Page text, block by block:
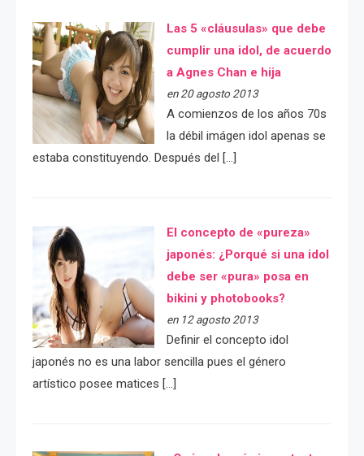
Las 5 «cláusulas» que debe
cumplir una idol, de acuerdo
a Agnes Chan e hija
en 20 agosto 2013
A comienzos de los años 70s
la débil imágen idol apenas se
estaba constituyendo. Después del […]
El concepto de «pureza»
japonés: ¿Porqué si una idol
debe ser «pura» posa en
bikini y photobooks?
en 12 agosto 2013
Definir el concepto idol
japonés no es una labor sencilla pues el género
artístico posee matices […]